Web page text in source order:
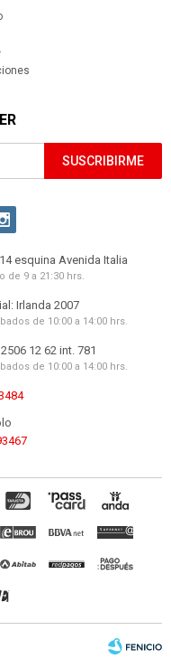
SUSCRIBIRME
esquina Avenida Italia
de 9 a 21:30 hrs.
Irlanda 2007
de 10:00 a 14:00 hrs.
12 62 int. 781
de 10:00 a 14:00 hrs.